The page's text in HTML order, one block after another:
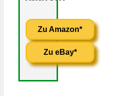
Zu Amazon*
Zu eBay*